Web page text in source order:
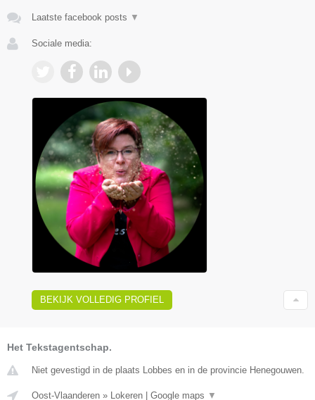
Laatste facebook posts ▼
Sociale media:
BEKIJK VOLLEDIG PROFIEL
Het Tekstagentschap.
Niet gevestigd in de plaats Lobbes en in de provincie Henegouwen.
Oost-Vlaanderen » Lokeren Google maps ▼